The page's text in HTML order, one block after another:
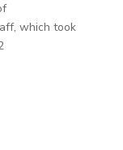
which took